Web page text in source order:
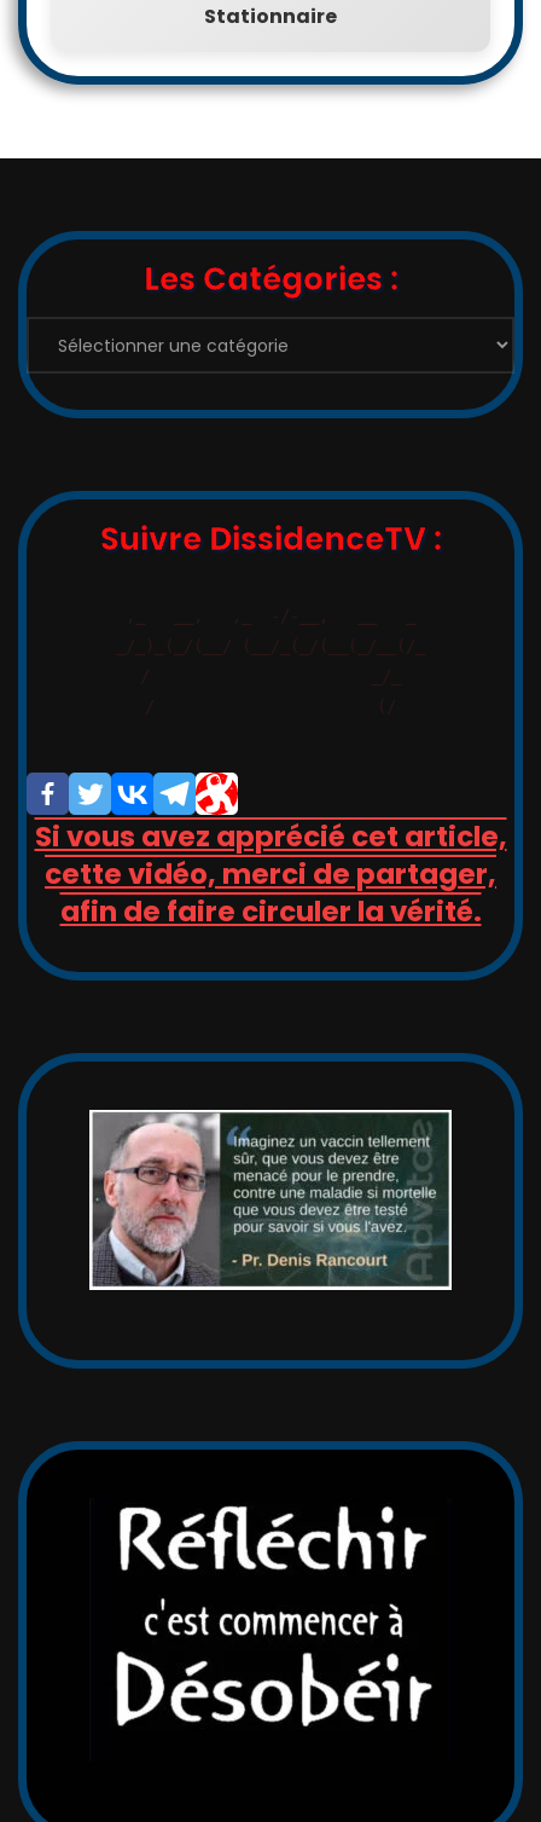
Stationnaire
Les Catégories :
Suivre DissidenceTV :
,_   __,   ,_  -/-__,   __   _
_/_)_(_/(__/ (__/_(_/(__(_/__(/_
/                       _/_
/                       (/
Si vous avez apprécié cet article,
cette vidéo, merci de partager,
afin de faire circuler la vérité.